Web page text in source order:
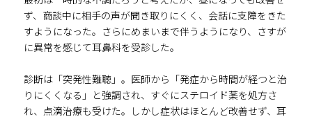
ず、商談中に相手の声が聞き取りにくく、会話に支障をきた
すようになった。さらにめまいまで伴うようになり、さすが
に異常を感じて耳鼻科を受診した。
診断は「突発性難聴」。医師から「発症から時間が経つと治
りにくくなる」と強調され、すぐにステロイド薬を処方さ
れ、点滴治療も受けた。しかし症状はほとんど改善せず、耳